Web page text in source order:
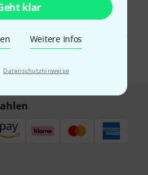
klar
Weitere Infos
Datenschutzhinweise
Sie dem Erhalt von E-Mail-
E-Mail-Nutzungsverhaltens zu. Die
Weitere Informationen finden Sie in
.